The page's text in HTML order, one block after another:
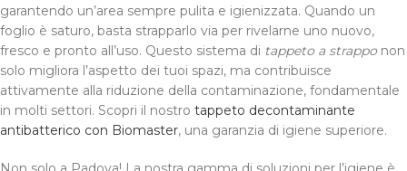
garantendo un’area sempre pulita e igienizzata. Quando un
foglio è saturo, basta strapparlo via per rivelarne uno nuovo,
fresco e pronto all’uso. Questo sistema di tappeto a strappo non
solo migliora l’aspetto dei tuoi spazi, ma contribuisce
attivamente alla riduzione della contaminazione, fondamentale
in molti settori. Scopri il nostro tappeto decontaminante
antibatterico con Biomaster, una garanzia di igiene superiore.